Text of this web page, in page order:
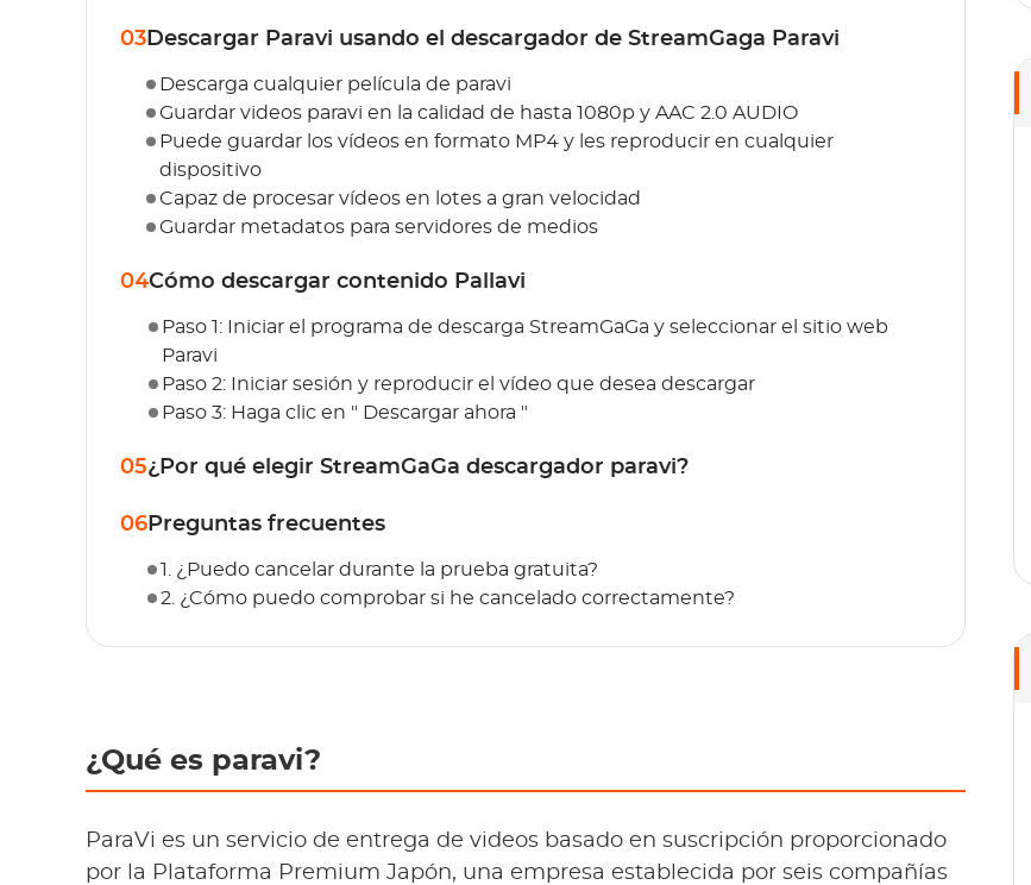
03 Descargar Paravi usando el descargador de StreamGaga Paravi
Descarga cualquier película de paravi
Guardar videos paravi en la calidad de hasta 1080p y AAC 2.0 AUDIO
Puede guardar los vídeos en formato MP4 y les reproducir en cualquier
dispositivo
Capaz de procesar vídeos en lotes a gran velocidad
Guardar metadatos para servidores de medios
04Cómo descargar contenido Pallavi
Paso 1: Iniciar el programa de descarga StreamGaGa y seleccionar el sitio web
Paravi
Paso 2: Iniciar sesión y reproducir el vídeo que desea descargar
Paso 3: Haga clic en " Descargar ahora "
05¿Por qué elegir StreamGaGa descargador paravi?
06 Preguntas frecuentes
1. ¿Puedo cancelar durante la prueba gratuita?
2. ¿Cómo puedo comprobar si he cancelado correctamente?
¿Qué es paravi?
ParaVi es un servicio de entrega de videos basado en suscripción proporcionado
por la Plataforma Premium Japón, una empresa establecida por seis compañías